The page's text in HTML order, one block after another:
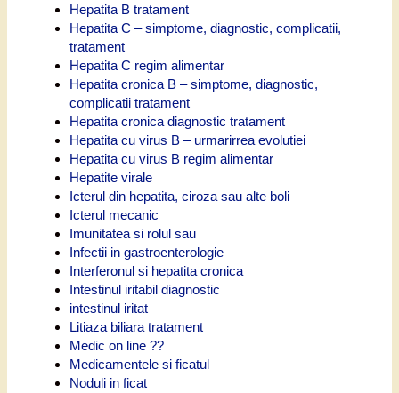
Hepatita B tratament
Hepatita C – simptome, diagnostic, complicatii,
tratament
Hepatita C regim alimentar
Hepatita cronica B – simptome, diagnostic,
complicatii tratament
Hepatita cronica diagnostic tratament
Hepatita cu virus B – urmarirrea evolutiei
Hepatita cu virus B regim alimentar
Hepatite virale
Icterul din hepatita, ciroza sau alte boli
Icterul mecanic
Imunitatea si rolul sau
Infectii in gastroenterologie
Interferonul si hepatita cronica
Intestinul iritabil diagnostic
intestinul iritat
Litiaza biliara tratament
Medic on line ??
Medicamentele si ficatul
Noduli in ficat